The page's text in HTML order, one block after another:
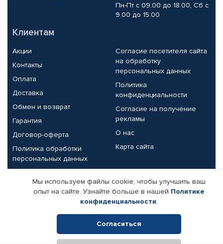
Пн-Пт с 09.00 до 18.00, Сб с
9.00 до 15.00
Клиентам
Акции
Контакты
Оплата
Доставка
Обмен и возврат
Гарантия
Договор-оферта
Политика обработки
персональных данных
Согласие посетителя сайта
на обработку
персональных данных
Политика
конфиденциальности
Согласие на получение
рекламы
О нас
Карта сайта
Партнерам
Корпоративным клиентам
Поставщикам
Реквизиты компании
Мы используем файлы cookie, чтобы улучшить ваш
опыт на сайте. Узнайте больше в нашей Политике
конфиденциальности.
Согласиться